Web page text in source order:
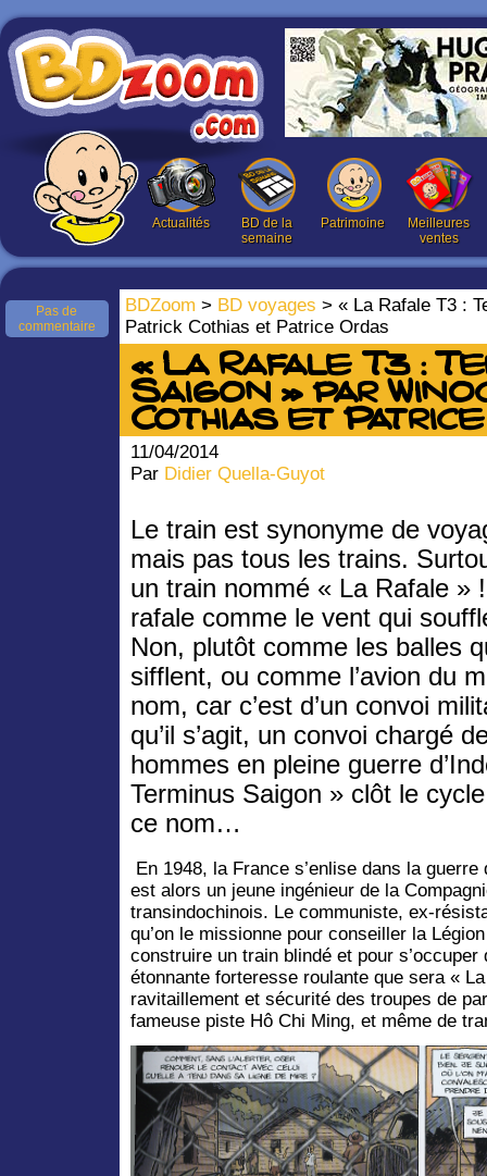
Actualités
BD de la
semaine
Patrimoine
Meilleures
ventes
BDZoom > BD voyages > « La Rafale T3 :
Patrick Cothias et Patrice Ordas
Pas de
commentaire
« La Rafale T3 :
Saigon » par
Cothias et
11/04/2014
Par Didier Quella-Guyot
Le train est synonyme de
mais pas tous les trains.
un train nommé « La Rafale »
rafale comme le vent qui
Non, plutôt comme les balles
sifflent, ou comme l’avion du
nom, car c’est d’un convoi
qu’il s’agit, un convoi chargé
hommes en pleine guerre
Terminus Saigon » clôt le
ce nom…
En 1948, la France s’enlise dans la guerre
est alors un jeune ingénieur de la
transindochinois. Le communiste, ex-
qu’on le missionne pour conseiller la
construire un train blindé et pour
étonnante forteresse roulante que sera «
ravitaillement et sécurité des troupes de
fameuse piste Hô Chi Ming, et même de